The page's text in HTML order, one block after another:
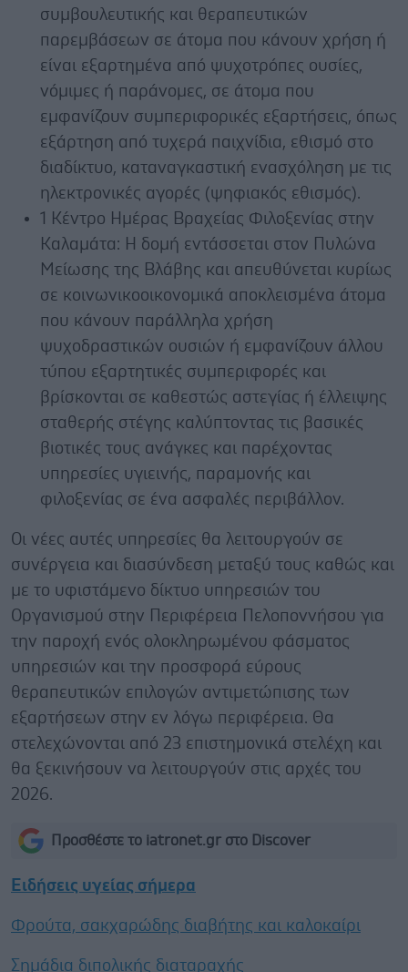
συμβουλευτικής και θεραπευτικών
παρεμβάσεων σε άτομα που κάνουν χρήση ή
είναι εξαρτημένα από ψυχοτρόπες ουσίες,
νόμιμες ή παράνομες, σε άτομα που
εμφανίζουν συμπεριφορικές εξαρτήσεις, όπως
εξάρτηση από τυχερά παιχνίδια, εθισμό στο
διαδίκτυο, καταναγκαστική ενασχόληση με τις
ηλεκτρονικές αγορές (ψηφιακός εθισμός).
1 Κέντρο Ημέρας Βραχείας Φιλοξενίας στην
Καλαμάτα: Η δομή εντάσσεται στον Πυλώνα
Μείωσης της Βλάβης και απευθύνεται κυρίως
σε κοινωνικοοικονομικά αποκλεισμένα άτομα
που κάνουν παράλληλα χρήση
ψυχοδραστικών ουσιών ή εμφανίζουν άλλου
τύπου εξαρτητικές συμπεριφορές και
βρίσκονται σε καθεστώς αστεγίας ή έλλειψης
σταθερής στέγης καλύπτοντας τις βασικές
βιοτικές τους ανάγκες και παρέχοντας
υπηρεσίες υγιεινής, παραμονής και
φιλοξενίας σε ένα ασφαλές περιβάλλον.
Οι νέες αυτές υπηρεσίες θα λειτουργούν σε
συνέργεια και διασύνδεση μεταξύ τους καθώς και
με το υφιστάμενο δίκτυο υπηρεσιών του
Οργανισμού στην Περιφέρεια Πελοποννήσου για
την παροχή ενός ολοκληρωμένου φάσματος
υπηρεσιών και την προσφορά εύρους
θεραπευτικών επιλογών αντιμετώπισης των
εξαρτήσεων στην εν λόγω περιφέρεια. Θα
στελεχώνονται από 23 επιστημονικά στελέχη και
θα ξεκινήσουν να λειτουργούν στις αρχές του
2026.
Προσθέστε το iatronet.gr στο Discover
Ειδήσεις υγείας σήμερα
Φρούτα, σακχαρώδης διαβήτης και καλοκαίρι
Σημάδια διπολικής διαταραχής